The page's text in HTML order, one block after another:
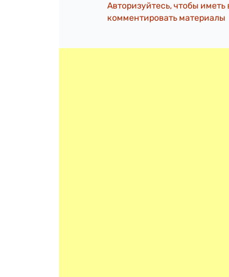
Авторизуйтесь, чтобы
комментировать материалы